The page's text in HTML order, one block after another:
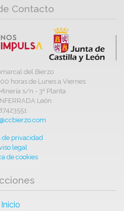
Contacto
del Bierzo
horas de Lunes a Viernes
s/n - 3ª Planta
León
de privacidad
legal
de cookies
Inicio